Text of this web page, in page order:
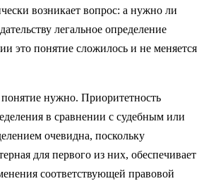
возникает вопрос: а нужно ли
легальное определение
это понятие сложилось и не меняется
понятие нужно. Приоритетность
в сравнении с судебным или
очевидна, поскольку
для первого из них, обеспечивает
соответствующей правовой